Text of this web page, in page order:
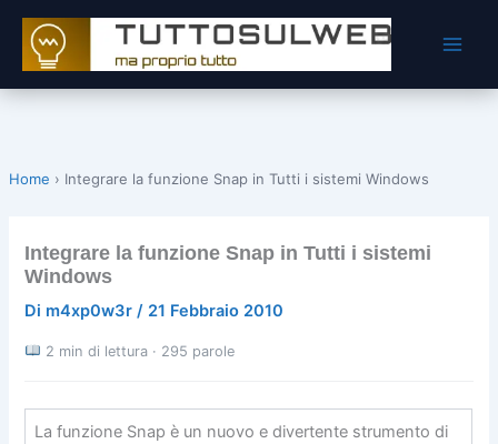
contenuto
Home › Integrare la funzione Snap in Tutti i sistemi Windows
Integrare la funzione Snap in Tutti i sistemi
Windows
Di m4xp0w3r/ 21 Febbraio 2010
2 min di lettura · 295 parole
La funzione Snap è un nuovo e divertente strumento di